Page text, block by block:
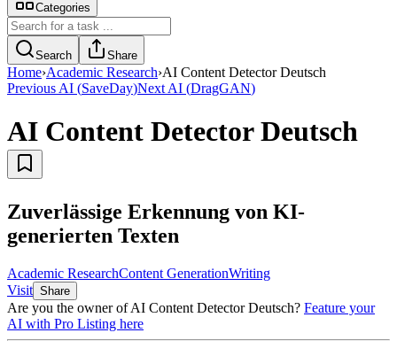
Telebugs
Self-hosted Sentry alternative that collects, groups, and notifies you
about errors in your applications
Categories
Search Share
Home›Academic Research›AI Content Detector Deutsch
Previous AI (SaveDay)Next AI (DragGAN)
AI Content Detector Deutsch
Zuverlässige Erkennung von KI-
generierten Texten
Academic ResearchContent GenerationWriting
Visit Share
Are you the owner ofAI Content Detector Deutsch? Feature your
AI with Pro Listing here